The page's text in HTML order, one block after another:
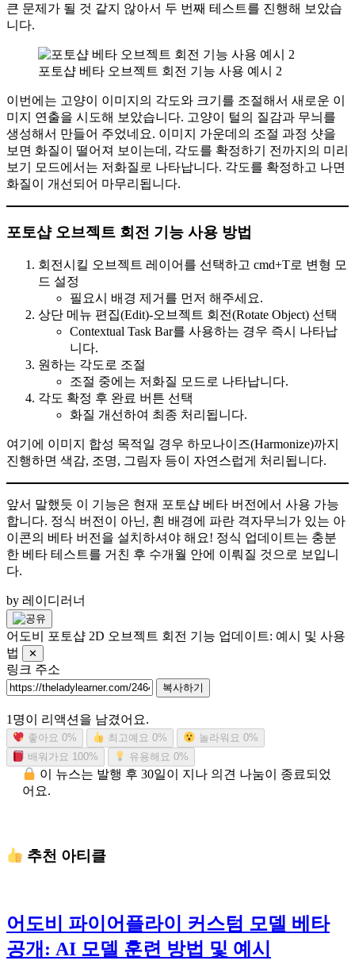
큰 문제가 될 것 같지 않아서 두 번째 테스트를 진행해 보았습
니다.
포토샵 베타 오브젝트 회전 기능 사용 예시 2
이번에는 고양이 이미지의 각도와 크기를 조절해서 새로운 이
미지 연출을 시도해 보았습니다. 고양이 털의 질감과 무늬를
생성해서 만들어 주었네요. 이미지 가운데의 조절 과정 샷을
보면 화질이 떨어져 보이는데, 각도를 확정하기 전까지의 미리
보기 모드에서는 저화질로 나타납니다. 각도를 확정하고 나면
화질이 개선되어 마무리됩니다.
포토샵 오브젝트 회전 기능 사용 방법
회전시킬 오브젝트 레이어를 선택하고 cmd+T로 변형 모
드 설정
필요시 배경 제거를 먼저 해주세요.
상단 메뉴 편집(Edit)-오브젝트 회전(Rotate Object) 선택
Contextual Task Bar를 사용하는 경우 즉시 나타납
니다.
원하는 각도로 조절
조절 중에는 저화질 모드로 나타납니다.
각도 확정 후 완료 버튼 선택
화질 개선하여 최종 처리됩니다.
여기에 이미지 합성 목적일 경우 하모나이즈(Harmonize)까지
진행하면 색감, 조명, 그림자 등이 자연스럽게 처리됩니다.
앞서 말했듯 이 기능은 현재 포토샵 베타 버전에서 사용 가능
합니다. 정식 버전이 아닌, 흰 배경에 파란 격자무늬가 있는 아
이콘의 베타 버전을 설치하셔야 해요! 정식 업데이트는 충분
한 베타 테스트를 거친 후 수개월 안에 이뤄질 것으로 보입니
다.
by 레이디러너
어도비 포토샵 2D 오브젝트 회전 기능 업데이트: 예시 및 사용
법
✕
링크 주소
복사하기
1명이 리액션을 남겼어요.
좋아요 0% 최고예요 0% 놀라워요 0%
배워가요 100% 유용해요 0%
이 뉴스는 발행 후 30일이 지나 의견 나눔이 종료되었
어요.
추천 아티클
어도비 파이어플라이 커스텀 모델 베타
공개: AI 모델 훈련 방법 및 예시